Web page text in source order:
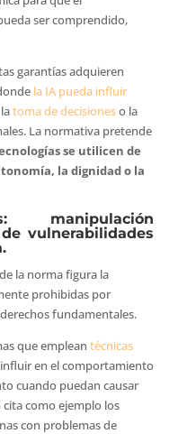
ser comprendido,
garantías adquieren
la IA pueda influir
toma de decisioneso la
La normativa pretende
se utilicen de
la dignidad o la
manipulación
vulnerabilidades
la norma figura la
prohibidas por
fundamentales.
que emplean técnicas
en el comportamiento
cuando puedan causar
como ejemplo los
con problemas de